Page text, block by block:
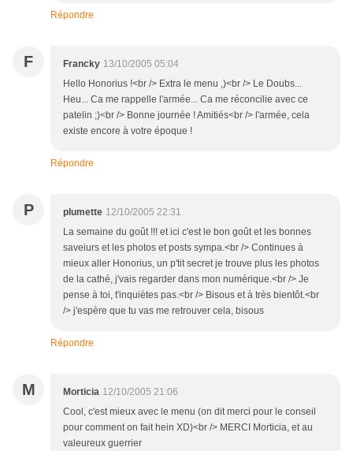
Répondre
F Francky 13/10/2005 05:04
Hello Honorius !<br /> Extra le menu ,)<br /> Le Doubs...
Heu... Ca me rappelle l'armée... Ca me réconcilie avec ce
patelin ;)<br /> Bonne journée ! Amitiés<br /> l'armée, cela
existe encore à votre époque !
Répondre
P plumette 12/10/2005 22:31
La semaine du goût !!! et ici c'est le bon goût et les bonnes
saveiurs et les photos et posts sympa.<br /> Continues à
mieux aller Honorius, un p'tit secret je trouve plus les photos
de la cathé, j'vais regarder dans mon numérique.<br /> Je
pense à toi, t'inquiètes pas.<br /> Bisous et à très bientôt.<br
/> j'espère que tu vas me retrouver cela, bisous
Répondre
M Morticia 12/10/2005 21:06
Cool, c'est mieux avec le menu (on dit merci pour le conseil
pour comment on fait hein XD)<br /> MERCI Morticia, et au
valeureux guerrier